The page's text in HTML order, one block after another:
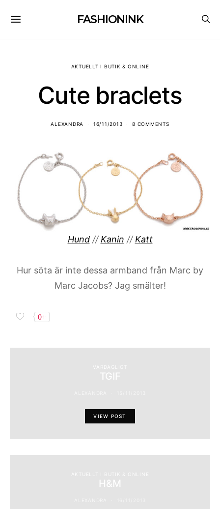
FASHIONINK
AKTUELLT I BUTIK & ONLINE
Cute braclets
ALEXANDRA 16/11/2013 8 COMMENTS
Hund//Kanin //Katt
Hur söta är inte dessa armband från Marc by
Marc Jacobs? Jag smälter!
0+
VARDAGLIGT
TGIF
VIEW POST
AKTUELLT I BUTIK & ONLINE
H&M